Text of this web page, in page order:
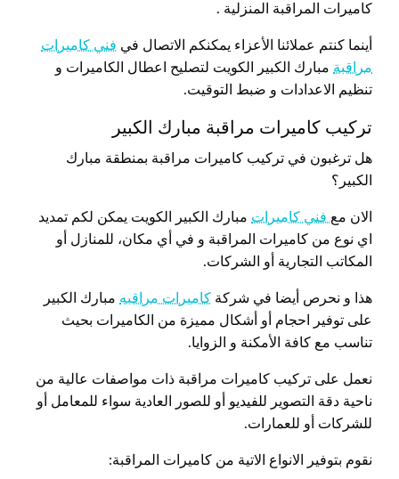
كاميرات المراقبة المنزلية .
أينما كنتم عملائنا الأعزاء يمكنكم الاتصال في فني كاميرات
مراقبة مبارك الكبير الكويت لتصليح اعطال الكاميرات و
تنظيم الاعدادات و ضبط التوقيت.
تركيب كاميرات مراقبة مبارك الكبير
هل ترغبون في تركيب كاميرات مراقبة بمنطقة مبارك
الكبير؟
الان مع فني كاميرات مبارك الكبير الكويت يمكن لكم تمديد
اي نوع من كاميرات المراقبة و في أي مكان، للمنازل أو
المكاتب التجارية أو الشركات.
هذا و نحرص أيضا في شركة كاميرات مراقبه مبارك الكبير
على توفير احجام أو أشكال مميزة من الكاميرات بحيث
تناسب مع كافة الأمكنة و الزوايا.
نعمل على تركيب كاميرات مراقبة ذات مواصفات عالية من
ناحية دقة التصوير للفيديو أو للصور العادية سواء للمعامل أو
للشركات أو للعمارات.
نقوم بتوفير الانواع الاتية من كاميرات المراقبة: